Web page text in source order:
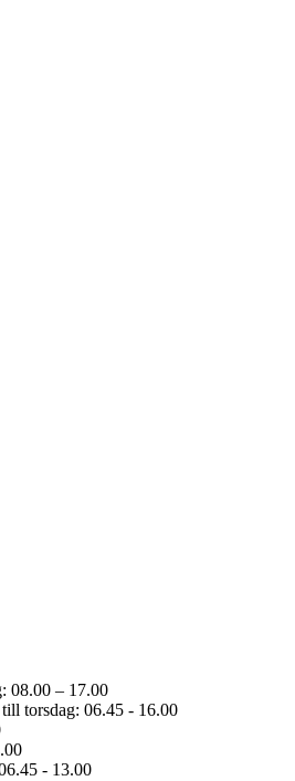
08.00 – 17.00
torsdag: 06.45 - 16.00
- 13.00